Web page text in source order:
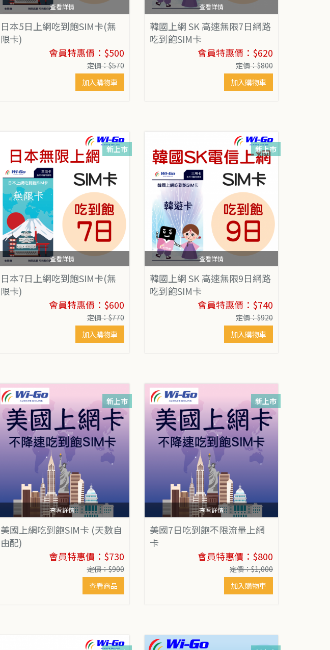
查看詳情
日本5日上網吃到飽SIM卡(無
限卡)
會員特惠價：$500
定價：$570
加入購物車
查看詳情
韓國上網 SK 高速無限7日網路
吃到飽SIM卡
會員特惠價：$620
定價：$800
加入購物車
查看詳情
新上市
日本7日上網吃到飽SIM卡(無
限卡)
會員特惠價：$600
定價：$770
加入購物車
查看詳情
新上市
韓國上網 SK 高速無限9日網路
吃到飽SIM卡
會員特惠價：$740
定價：$920
加入購物車
查看詳情
新上市
美國上網吃到飽SIM卡 (天數自
由配)
會員特惠價：$730
定價：$900
查看商品
查看詳情
新上市
美國7日吃到飽不限流量上網
卡
會員特惠價：$800
定價：$1,000
加入購物車